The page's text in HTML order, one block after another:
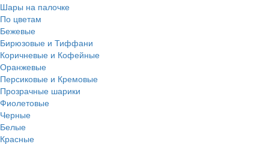
Шары на палочке
По цветам
Бежевые
Бирюзовые и Тиффани
Коричневые и Кофейные
Оранжевые
Персиковые и Кремовые
Прозрачные шарики
Фиолетовые
Черные
Белые
Красные